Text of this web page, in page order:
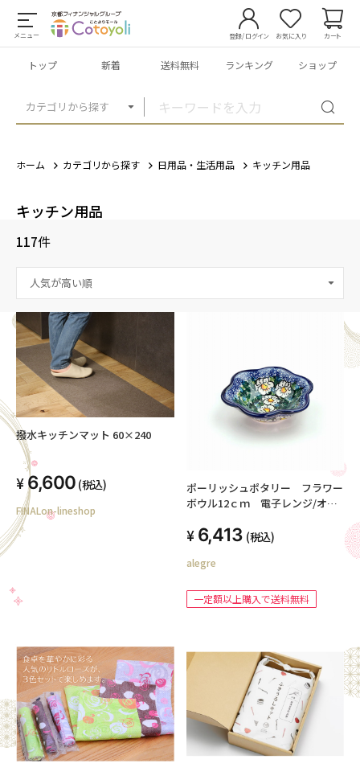
メニュー
カテゴリから探す
登録/ログイン お気に入り カート
トップ 新着 送料無料 ランキング ショップ
ホーム カテゴリから探す 日用品・生活用品 キッチン用品
キッチン用品
117件
撥水キッチンマット 60×240
6,600 (税込)
FINALon-lineshop
ポーリッシュポタリー フラワー
ボウル12ｃｍ 電子レンジ/オー
6,413 (税込)
alegre
一定額以上購入で送料無料